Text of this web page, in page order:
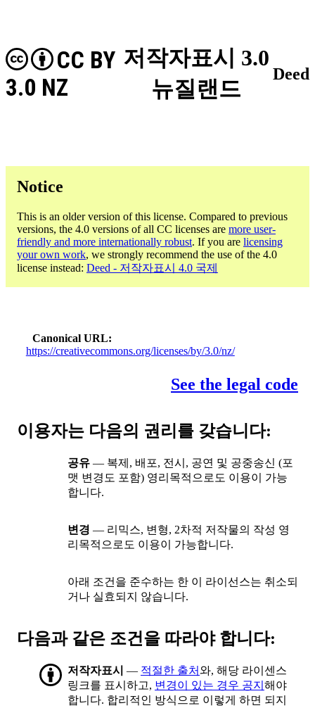
저작자표시 3.0
뉴질랜드
CC BY
3.0 NZ
Deed
Notice
This is an older version of this license. Compared to previous
versions, the 4.0 versions of all CC licenses are more user-
friendly and more internationally robust. If you are licensing
your own work, we strongly recommend the use of the 4.0
license instead: Deed - 저작자표시 4.0 국제
Canonical URL
https://creativecommons.org/licenses/by/3.0/nz/
See the legal code
이용자는 다음의 권리를 갖습니다:
공유 — 복제, 배포, 전시, 공연 및 공중송신 (포
맷 변경도 포함) 영리목적으로도 이용이 가능
합니다.
변경 — 리믹스, 변형, 2차적 저작물의 작성 영
리목적으로도 이용이 가능합니다.
아래 조건을 준수하는 한 이 라이선스는 취소되
거나 실효되지 않습니다.
다음과 같은 조건을 따라야 합니다:
저작자표시 — 적절한 출처와, 해당 라이센스
링크를 표시하고, 변경이 있는 경우 공지 해야
합니다. 합리적인 방식으로 이렇게 하면 되지